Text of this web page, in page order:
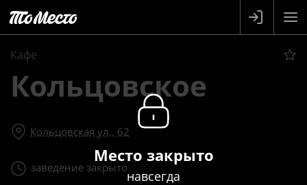
Кафе
Кольцовское
Кольцовская ул., 62
заведение закрыто
Место закрыто
навсегда